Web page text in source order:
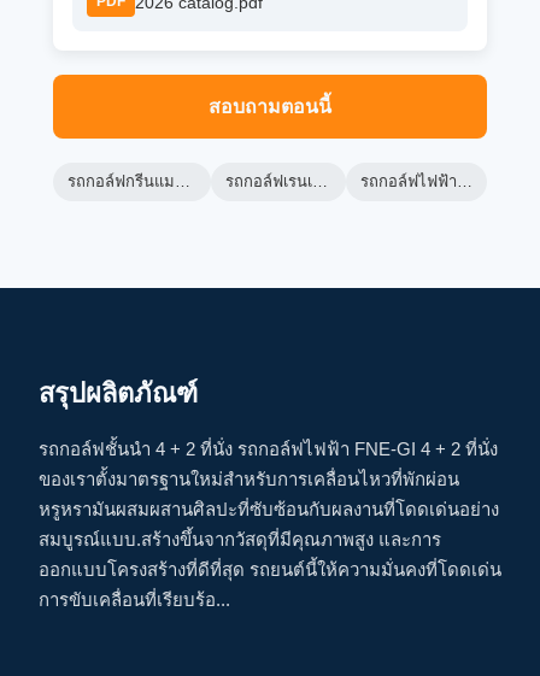
สอบถามตอนนี้
รถกอล์ฟกรีนแมชชีน รถกอล์ฟเรนเจอร์ รถกอล์ฟไฟฟ้า lsv
สรุปผลิตภัณฑ์
รถกอล์ฟชั้นนํา 4 + 2 ที่นั่ง รถกอล์ฟไฟฟ้า FNE-GI 4 + 2 ที่นั่ง
ของเราตั้งมาตรฐานใหม่สําหรับการเคลื่อนไหวที่พักผ่อน
หรูหรามันผสมผสานศิลปะที่ซับซ้อนกับผลงานที่โดดเด่นอย่าง
สมบูรณ์แบบ.สร้างขึ้นจากวัสดุที่มีคุณภาพสูง และการ
ออกแบบโครงสร้างที่ดีที่สุด รถยนต์นี้ให้ความมั่นคงที่โดดเด่น
การขับเคลื่อนที่เรียบร้อ...